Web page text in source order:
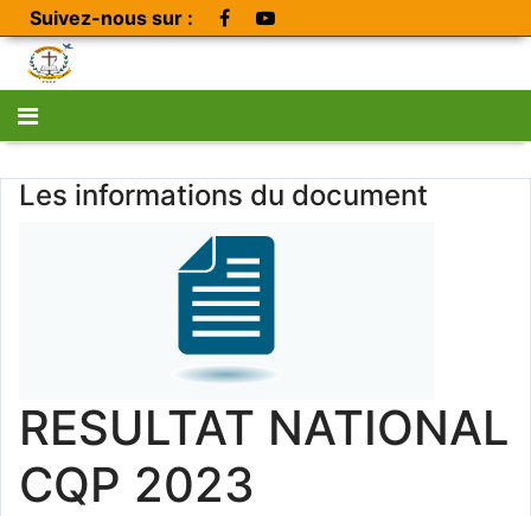
Suivez-nous sur :
Les informations du document
RESULTAT NATIONAL
CQP 2023